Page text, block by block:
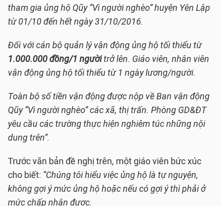
tham gia ủng hộ Qũy “Vì người nghèo” huyện Yên Lập
từ 01/10 đến hết ngày 31/10/2016.
Đối với cán bộ quản lý vận động ủng hộ tối thiểu từ
1.000.000 đồng/1 ngườitrở lên. Giáo viên, nhân viên
vận động ủng hộ tối thiểu từ 1 ngày lương/người.
Toàn bộ số tiền vận động được nộp về Ban vận động
Qũy “Vì người nghèo” các xã, thị trấn. Phòng GD&ĐT
yêu cầu các trường thực hiện nghiêm túc những nội
dung trên”.
Trước văn bản đề nghị trên, một giáo viên bức xúc
cho biết: “Chúng tôi hiểu việc ủng hộ là tự nguyện,
không gợi ý mức ủng hộ hoặc nếu có gợi ý thì phải ở
mức chấp nhận được.